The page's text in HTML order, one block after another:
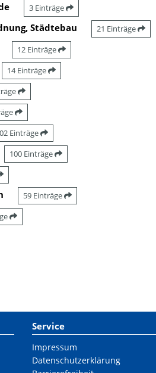
3 Einträge
Städtebau 21 Einträge
12 Einträge
14 Einträge
Einträge
100 Einträge
59 Einträge
Service
Impressum
Datenschutzerklärung